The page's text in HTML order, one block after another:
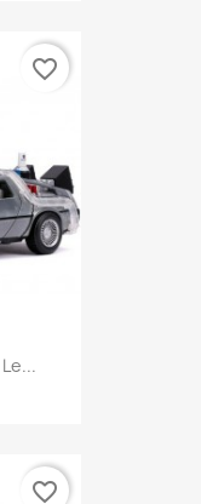
favorite_border
favorite_border